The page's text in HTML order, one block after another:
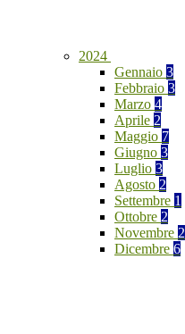
2024
Gennaio 3
Febbraio 3
Marzo 4
Aprile 2
Maggio 7
Giugno 3
Luglio 3
Agosto 2
Settembre 1
Ottobre 2
Novembre 2
Dicembre 6